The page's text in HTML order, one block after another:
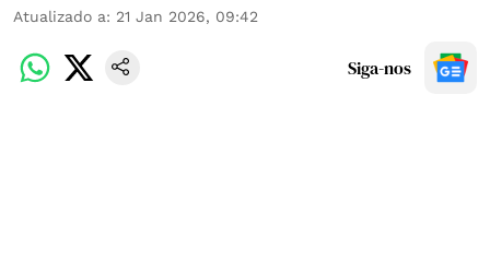
Atualizado a: 21 Jan 2026, 09:42
Siga-nos